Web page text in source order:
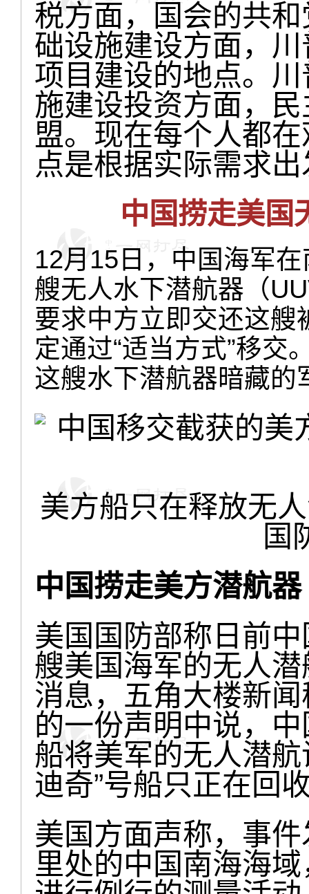
税方面，国会的共
础设施建设方面，
项目建设的地点。
施建设投资方面，
盟。现在每个人都
点是根据实际需求
中国捞走美国
12月15日，中国海军
艘无人水下潜航器（
要求中方立即交还这艘
定通过“适当方式”移交
这艘水下潜航器暗藏的
美方船只在释放无
国
中国捞走美方潜航器
美国国防部称日前中
艘美国海军的无人
消息，五角大楼新
的一份声明中说，
船将美军的无人潜
迪奇”号船只正在回
美国方面声称，事
里处的中国南海海